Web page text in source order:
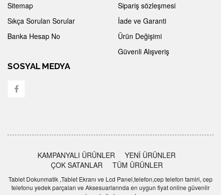
Sitemap
Sıkça Sorulan Sorular
Banka Hesap No
Sipariş sözleşmesi
İade ve Garanti
Ürün Değişimi
Güvenli Alışveriş
SOSYAL MEDYA
KAMPANYALI ÜRÜNLER
YENİ ÜRÜNLER
ÇOK SATANLAR
TÜM ÜRÜNLER
Tablet Dokunmatik ,Tablet Ekranı ve Lcd Panel,telefon,cep telefon tamiri, cep
telefonu yedek parçaları ve Aksesuarlarında en uygun fiyat online güvenlir